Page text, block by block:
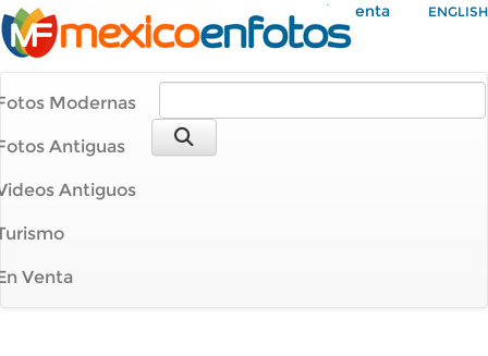
Mi Cuenta ENGLISH
Modernas
Antiguas
Antiguos
Venta